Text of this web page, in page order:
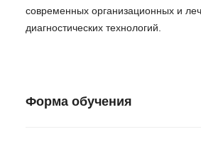
современных организационных и
диагностических технологий.
Форма обучения